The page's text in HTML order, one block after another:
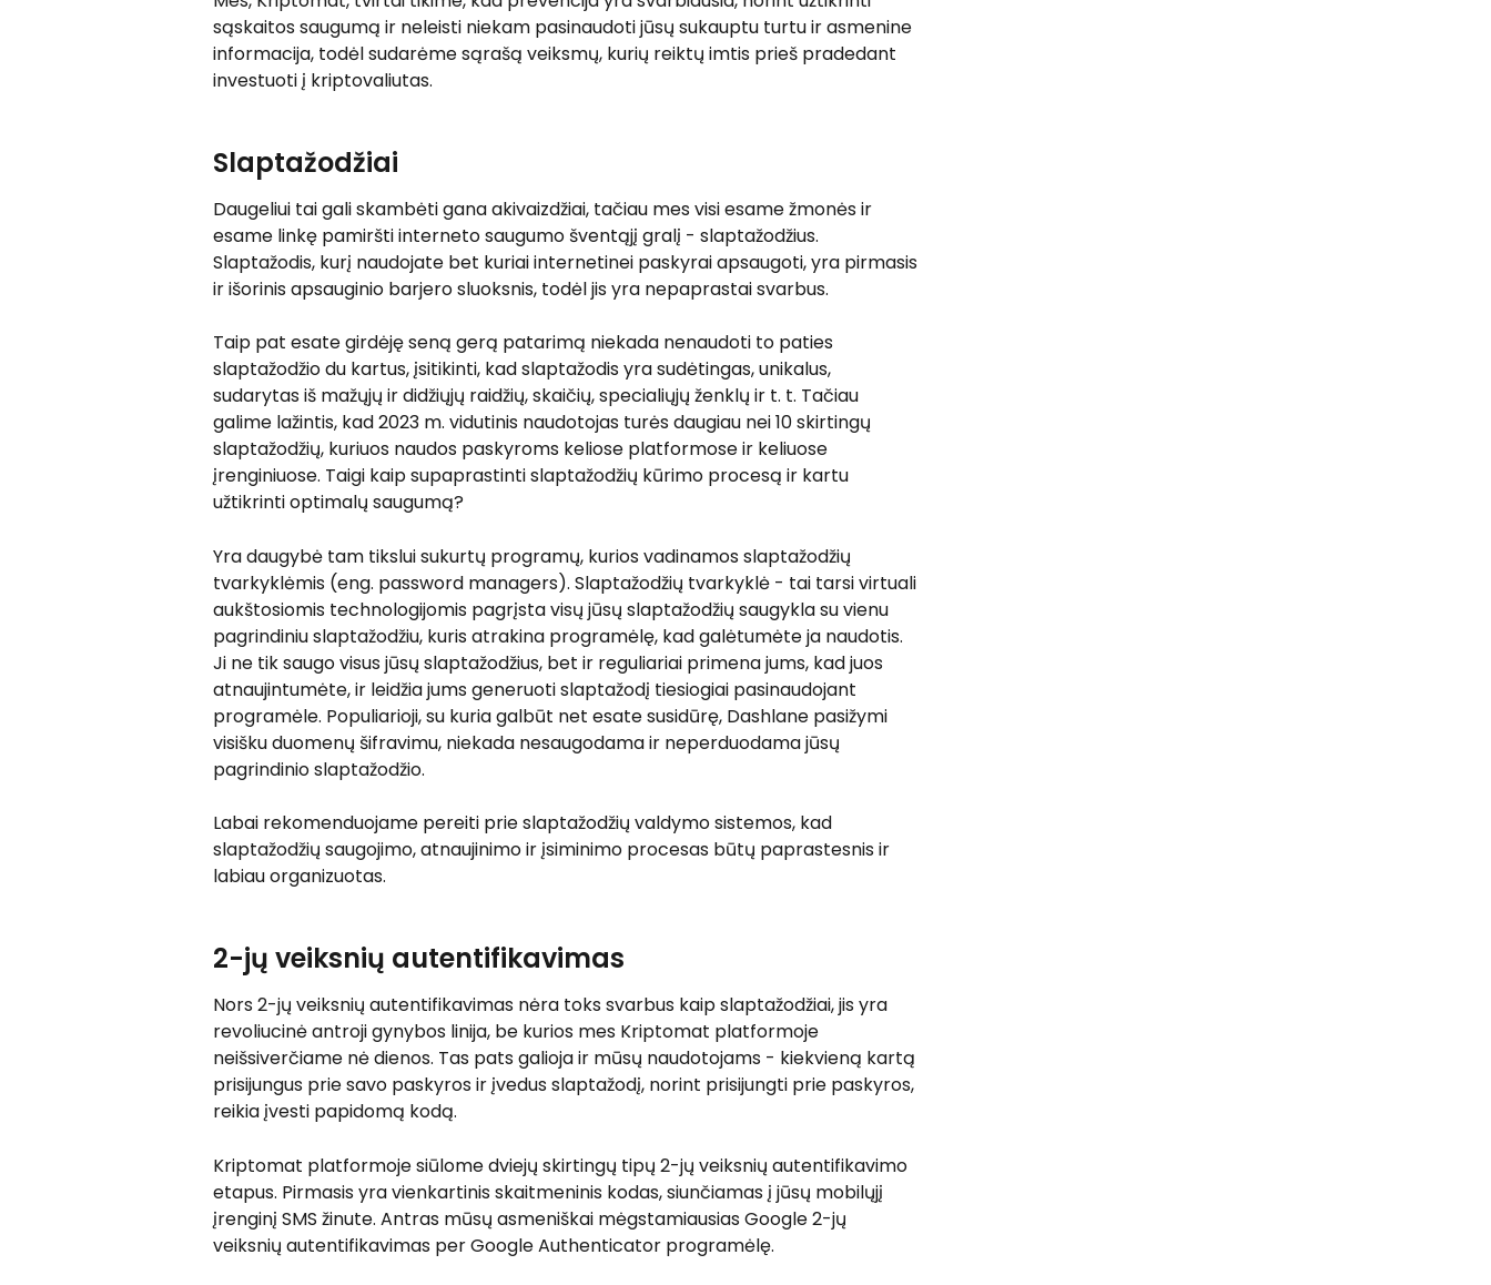
sąskaitos saugumą ir neleisti niekam pasinaudoti jūsų sukauptu turtu ir asmenine
informacija, todėl sudarėme sąrašą veiksmų, kurių reiktų imtis prieš pradedant
investuoti į kriptovaliutas.
Slaptažodžiai
Daugeliui tai gali skambėti gana akivaizdžiai, tačiau mes visi esame žmonės ir
esame linkę pamiršti interneto saugumo šventąjį gralį - slaptažodžius.
Slaptažodis, kurį naudojate bet kuriai internetinei paskyrai apsaugoti, yra pirmasis
ir išorinis apsauginio barjero sluoksnis, todėl jis yra nepaprastai svarbus.
Taip pat esate girdėję seną gerą patarimą niekada nenaudoti to paties
slaptažodžio du kartus, įsitikinti, kad slaptažodis yra sudėtingas, unikalus,
sudarytas iš mažųjų ir didžiųjų raidžių, skaičių, specialiųjų ženklų ir t. t. Tačiau
galime lažintis, kad 2023 m. vidutinis naudotojas turės daugiau nei 10 skirtingų
slaptažodžių, kuriuos naudos paskyroms keliose platformose ir keliuose
įrenginiuose. Taigi kaip supaprastinti slaptažodžių kūrimo procesą ir kartu
užtikrinti optimalų saugumą?
Yra daugybė tam tikslui sukurtų programų, kurios vadinamos slaptažodžių
tvarkyklėmis (eng. password managers). Slaptažodžių tvarkyklė - tai tarsi virtuali
aukštosiomis technologijomis pagrįsta visų jūsų slaptažodžių saugykla su vienu
pagrindiniu slaptažodžiu, kuris atrakina programėlę, kad galėtumėte ja naudotis.
Ji ne tik saugo visus jūsų slaptažodžius, bet ir reguliariai primena jums, kad juos
atnaujintumėte, ir leidžia jums generuoti slaptažodį tiesiogiai pasinaudojant
programėle. Populiarioji, su kuria galbūt net esate susidūrę, Dashlane pasižymi
visišku duomenų šifravimu, niekada nesaugodama ir neperduodama jūsų
pagrindinio slaptažodžio.
Labai rekomenduojame pereiti prie slaptažodžių valdymo sistemos, kad
slaptažodžių saugojimo, atnaujinimo ir įsiminimo procesas būtų paprastesnis ir
labiau organizuotas.
2-jų veiksnių autentifikavimas
Nors 2-jų veiksnių autentifikavimas nėra toks svarbus kaip slaptažodžiai, jis yra
revoliucinė antroji gynybos linija, be kurios mes Kriptomat platformoje
neišsiverčiame nė dienos. Tas pats galioja ir mūsų naudotojams - kiekvieną kartą
prisijungus prie savo paskyros ir įvedus slaptažodį, norint prisijungti prie paskyros,
reikia įvesti papidomą kodą.
Kriptomat platformoje siūlome dviejų skirtingų tipų 2-jų veiksnių autentifikavimo
etapus. Pirmasis yra vienkartinis skaitmeninis kodas, siunčiamas į jūsų mobilųjį
įrenginį SMS žinute. Antras mūsų asmeniškai mėgstamiausias Google 2-jų
veiksnių autentifikavimas per Google Authenticator programėlę.